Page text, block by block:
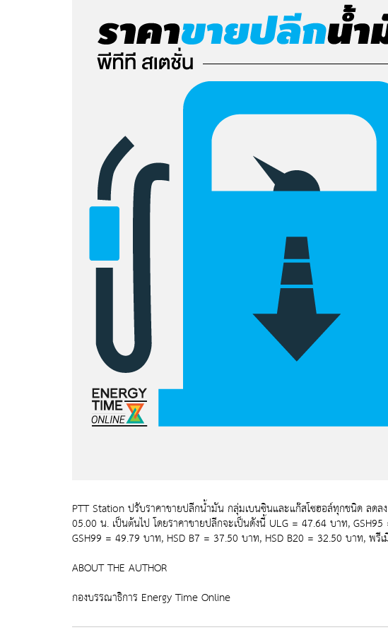
PTT Station ปรับราคาขายปลีกน้ำมัน กลุ่มเบนซินและแก๊สโซฮอล์ทุกชนิด ลด
05.00 น. เป็นต้นไป โดยราคาขายปลีกจะเป็นดังนี้ ULG = 47.64 บาท,
GSH99 = 49.79 บาท, HSD B7 = 37.50 บาท, HSD B20 = 32.50 บาท, พรี
ABOUT THE AUTHOR
กองบรรณาธิการ Energy Time Online